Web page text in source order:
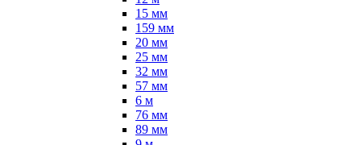
15 мм
159 мм
20 мм
25 мм
32 мм
57 мм
6 м
76 мм
89 мм